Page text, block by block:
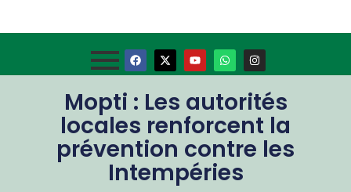
Mopti : Les autorités
locales renforcent la
prévention contre les
Intempéries